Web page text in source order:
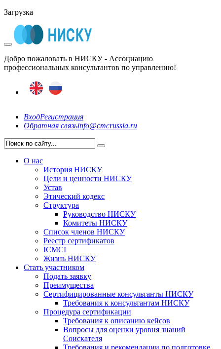
Загрузка
Добро пожаловать в НИСКУ - Ассоциацию
профессиональных консультантов по управлению!
ВходРегистрация
Обратная связьinfo@cmcrussia.ru
О нас
История НИСКУ
Цели и ценности НИСКУ
Устав
Этический кодекс
Структура
Руководство НИСКУ
Комитеты НИСКУ
Список членов НИСКУ
Реестр сертификатов
ICMCI
Жизнь НИСКУ
Стать участником
Подать заявку
Преимущества
Сертифицированные консультанты НИСКУ
Требования к консультантам НИСКУ
Процедура сертификации
Требования к описанию кейсов
Вопросы для оценки уровня знаний
Соискателя
Требования и рекомендации по подготовке